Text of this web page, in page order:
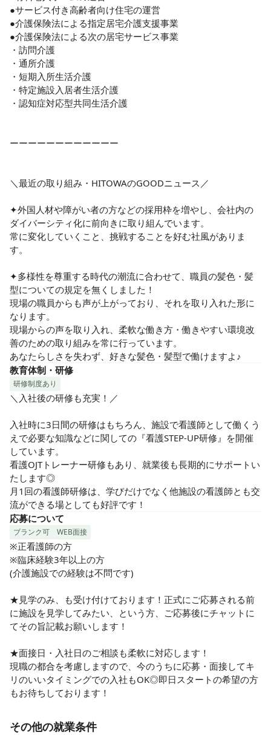
●サービス付き高齢者向け住宅の運営
●介護保険法による指定居宅介護支援事業
●介護保険法による次の居宅サービス事業
・訪問介護
・通所介護
・短期入所生活介護
・特定施設入居者生活介護
・認知症対応型共同生活介護
ーーーーーーーーーーーー
＼最近の取り組み・HITOWAのGOODニュース／
✦外国人材や障がい者の方などの採用枠を増やし、会社内の
ダイバーシティ化に前向きに取り組んでいます。
常に変化していくこと、挑戦することを好む社風がありま
す。
✦多様性を尊重する時代の潮流に合わせて、職員の髪色・髪
型についての規定を無くしました！
現場の職員からも声が上がっており、それを取り入れた形に
なります。
現場からの声を取り入れ、柔軟な働き方・働きやすい環境改
善のための取り組みを常に行っています。
あなたらしさを失わず、好きな髪色・髪型で働けますよ♪
教育体制・研修
研修制度あり
＼入社後の研修も充実！／
入社時に3日間の研修はもちろん、施設で看護師として働くう
えで必要な知識などに関しての『看護STEP-UP研修』を開催
しています。
看護OJTトレーナー研修もあり、就業後も長期的にサポートい
たします◎
月1回の看護師研修は、学びだけでなく他施設の看護師とも交
流ができる場としても好評です！
応募について
ブランク可 WEB面接
※正看護師の方
※臨床経験3年以上の方
(介護施設での経験は不問です)
★見学のみ、も受け付けております！正式にご応募される前
に施設を見学してみたい、という方、ご応募後にチャットに
てその旨記載お願いします！
★面接日・入社日のご相談も柔軟に対応します！
現職の都合を考慮しますので、今のうちに応募・面接してキ
リのいいタイミングでの入社もOK◎即日スタートの希望の方
もお待ちしております！
その他の就業条件